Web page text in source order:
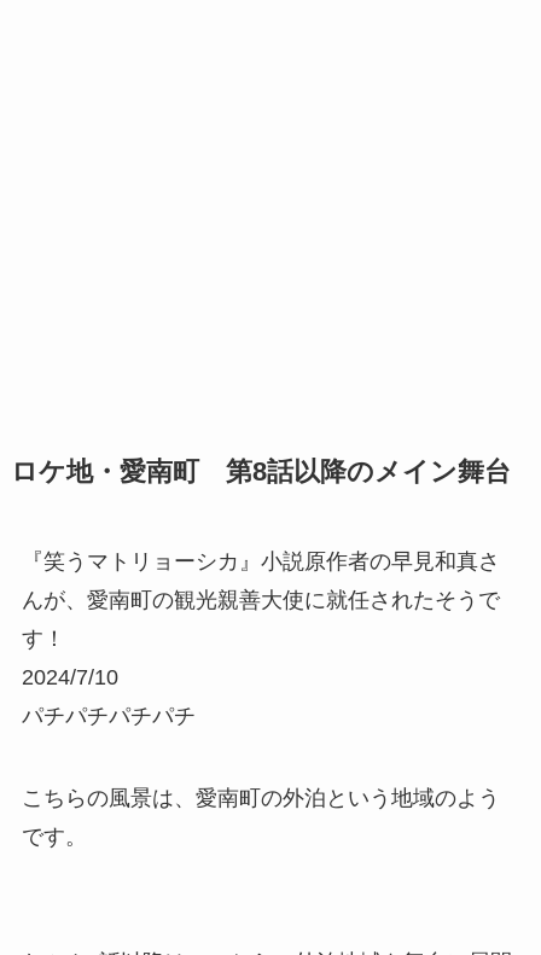
ロケ地・愛南町 第8話以降のメイン舞台
『笑うマトリョーシカ』小説原作者の早見和真さ
んが、愛南町の観光親善大使に就任されたそうで
す！
2024/7/10
パチパチパチパチ
こちらの風景は、愛南町の外泊という地域のよう
です。